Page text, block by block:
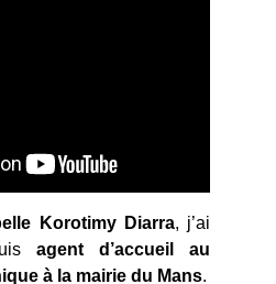
Korotimy Diarra, j’ai
agent d’accueilau
à la mairie du Mans.